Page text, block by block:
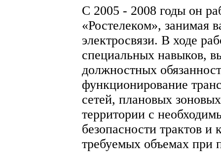
С 2005 - 2008 годы он
«Ростелеком», занимая
электросвязи. В ходе
специальных навыков,
должностных
функционирование
сетей, плановых
территории с
безопасности трактов и
требуемых объемах при